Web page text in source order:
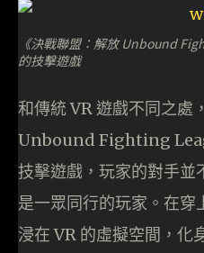
《決戰聯盟：解放 Unbound
的技擊遊戲
和傳統 VR 遊戲不同之處
Unbound Fighting
技擊遊戲，玩家的對手並
是一眾同行的玩家。在穿
浸在 VR 的虛擬空間，化